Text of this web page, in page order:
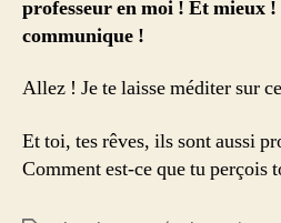
professeur en moi ! Et mieux
communique !
Allez ! Je te laisse méditer sur
Et toi, tes rêves, ils sont aussi
Comment est-ce que tu perçois